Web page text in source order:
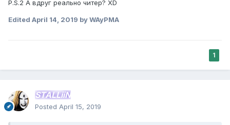
P.S.2 А вдруг реально читер? XD
Edited April 14, 2019 by WAyPMA
1
STALLiiN
Posted April 15, 2019